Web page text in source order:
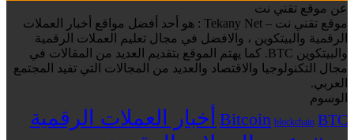
عن موقع تقني نت
موقع تقني نت – Tekany Net : هو أحد أفضل مواقع أخبار العملات
الرقمية والبيتكوين ، والافضل في مجال تعليم العملات الرقمية
والبيتكوين BTC. كما يهتم الموقع بتقديم العديد من المقالات في
مجال التكنولوجيا والاقتصاد والعديد من المجالات التي تفيد المجتمع
العربي.
الوسوم
Bitcoin blockchain BTC أخبار العملات الرقمية